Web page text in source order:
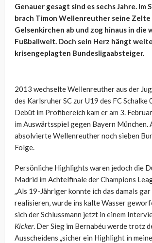
Genauer gesagt sind es sechs Jahre. Im
brach Timon Wellenreuther seine Zelte
Gelsenkirchen ab und zog hinaus in die
Fußballwelt. Doch sein Herz hängt
krisengeplagten Bundesligaabsteiger.
2013 wechselte Wellenreuther aus der
des Karlsruher SC zur U19 des FC Schalke
Debüt im Profibereich kam er am 3.
im Auswärtsspiel gegen Bayern München.
absolvierte Wellenreuther noch sieben
Folge.
Persönliche Highlights waren jedoch die
Madrid im Achtelfinale der Champions
„Als 19-Jähriger konnte ich das damals
realisieren, wurde ins kalte Wasser
sich der Schlussmann jetzt in einem
Kicker. Der Sieg im Bernabéu werde trotz
Ausscheidens „sicher ein Highlight in